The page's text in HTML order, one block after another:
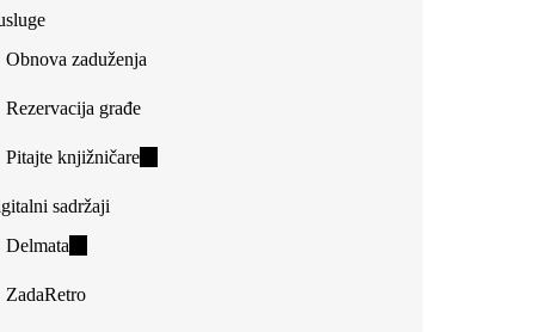
Obnova zaduženja
Rezervacija građe
Pitajte knjižničare(link
sadržaji
Delmata
external)
ZadaRetro